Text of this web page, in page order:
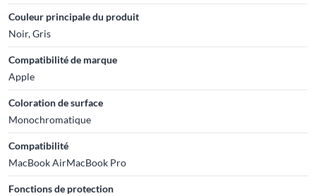
Couleur principale du produit
Noir, Gris
Compatibilité de marque
Apple
Coloration de surface
Monochromatique
Compatibilité
MacBook AirMacBook Pro
Fonctions de protection